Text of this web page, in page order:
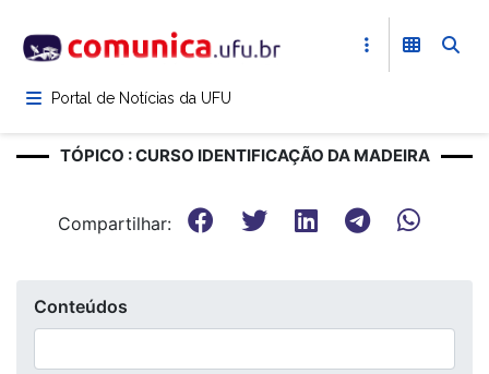
para
conteúdoPortal de Notícias da UFU
TÓPICO : CURSO IDENTIFICAÇÃO DA MADEIRA
Compartilhar:
Conteúdos